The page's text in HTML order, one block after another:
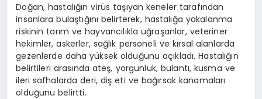
Doğan, hastalığın virüs taşıyan keneler tarafından
insanlara bulaştığını belirterek, hastalığa yakalanma
riskinin tarım ve hayvancılıkla uğraşanlar, veteriner
hekimler, askerler, sağlık personeli ve kırsal alanlarda
gezenlerde daha yüksek olduğunu açıkladı. Hastalığın
belirtileri arasında ateş, yorgunluk, bulantı, kusma ve
ileri safhalarda deri, diş eti ve bağırsak kanamaları
olduğunu belirtti.